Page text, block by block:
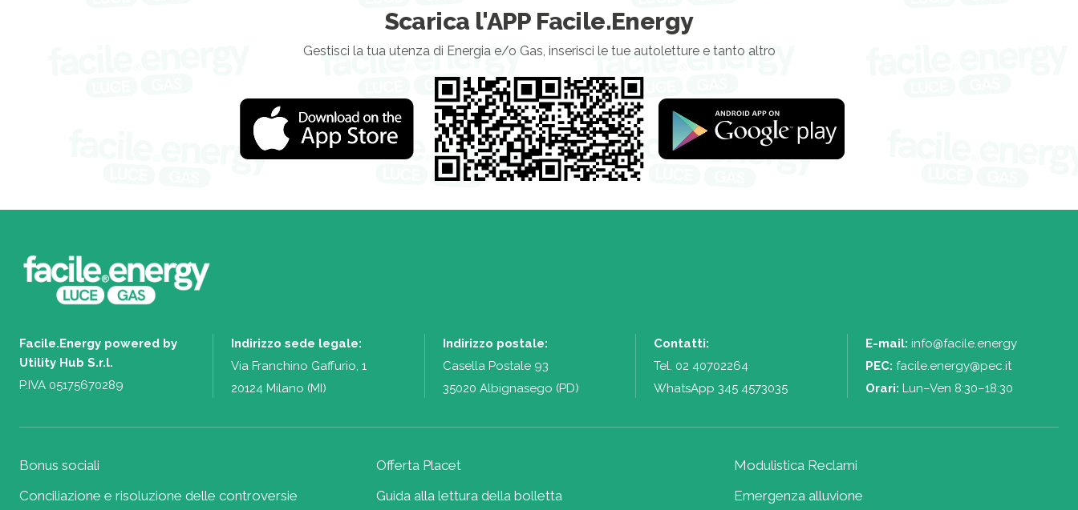
Scarica l'APP Facile.Energy
Gestisci la tua utenza di Energia e/o Gas, inserisci le tue autoletture e tanto altro
Facile.Energy powered by
Utility Hub S.r.l.
P.IVA 05175670289
Indirizzo sede legale:
Via Franchino Gaffurio, 1
20124 Milano (MI)
Indirizzo postale:
Casella Postale 93
35020 Albignasego (PD)
Contatti:
Tel. 02 40702264
WhatsApp 345 4573035
E-mail: info@facile.energy
PEC: facile.energy@pec.it
Orari: Lun–Ven 8:30–18:30
Bonus sociali
Conciliazione e risoluzione delle controversie
Offerta Placet
Guida alla lettura della bolletta
Modulistica Reclami
Emergenza alluvione